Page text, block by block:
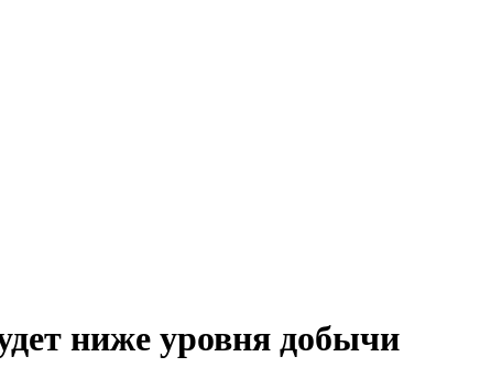
ниже уровня добычи